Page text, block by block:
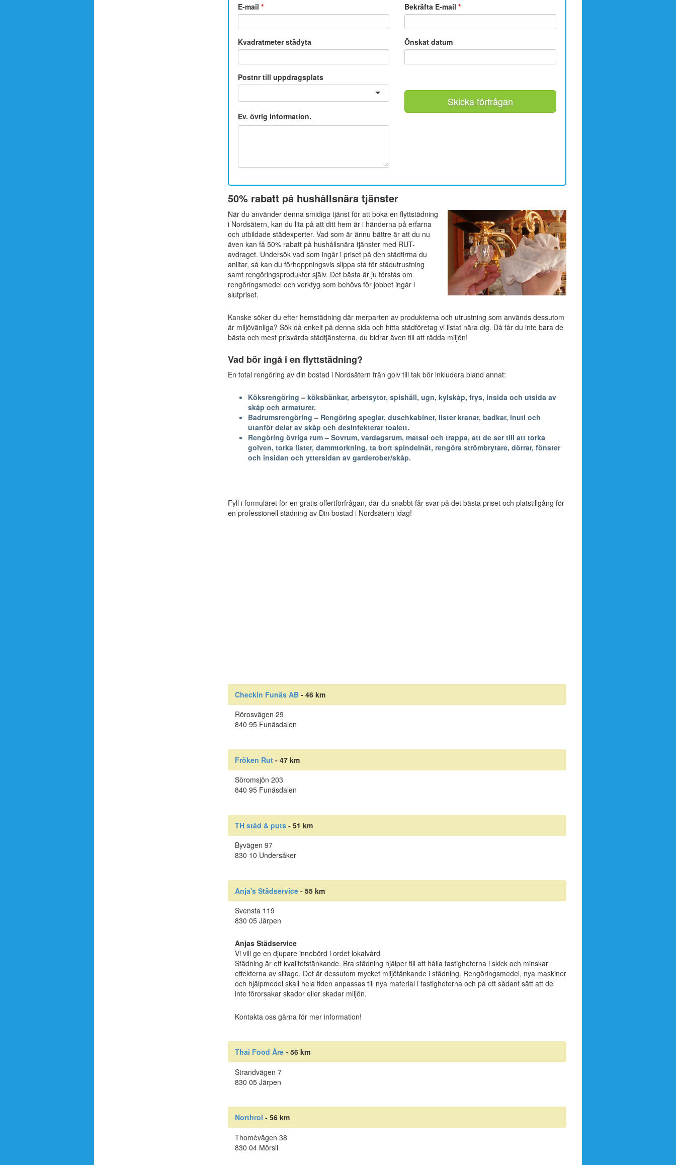
E-mail * Bekräfta E-mail*
Kvadratmeter städyta Önskat datum
Postnr till uppdragsplats
Ev. övrig information.
Skicka förfrågan
50% rabatt på hushållsnära tjänster
När du använder denna smidiga tjänst för att boka en flyttstädning
i Nordsätern, kan du lita på att ditt hem är i händerna på erfarna
och utbildade städexperter. Vad som är ännu bättre är att du nu
även kan få 50% rabatt på hushållsnära tjänster med RUT-
avdraget. Undersök vad som ingår i priset på den städfirma du
anlitar, så kan du förhoppningsvis slippa stå för städutrustning
samt rengöringsprodukter själv. Det bästa är ju förstås om
rengöringsmedel och verktyg som behövs för jobbet ingår i
slutpriset.
Kanske söker du efter hemstädning där merparten av produkterna och utrustning som används dessutom
är miljövänliga? Sök då enkelt på denna sida och hitta städföretag vi listat nära dig. Då får du inte bara de
bästa och mest prisvärda städtjänsterna, du bidrar även till att rädda miljön!
Vad bör ingå i en flyttstädning?
En total rengöring av din bostad i Nordsätern från golv till tak bör inkludera bland annat:
Köksrengöring – köksbänkar, arbetsytor, spishäll, ugn, kylskåp, frys, insida och utsida av
skåp och armaturer.
Badrumsrengöring – Rengöring speglar, duschkabiner, lister kranar, badkar, inuti och
utanför delar av skåp och desinfekterar toalett.
Rengöring övriga rum – Sovrum, vardagsrum, matsal och trappa, att de ser till att torka
golven, torka lister, dammtorkning, ta bort spindelnät, rengöra strömbrytare, dörrar, fönster
och insidan och yttersidan av garderober/skåp.
Fyll i formuläret för en gratis offertförfrågan, där du snabbt får svar på det bästa priset och platstillgång för
en professionell städning av Din bostad i Nordsätern idag!
Checkin Funäs AB- 46 km
Rörosvägen 29
840 95 Funäsdalen
Fröken Rut- 47 km
Söromsjön 203
840 95 Funäsdalen
TH städ & puts- 51 km
Byvägen 97
830 10 Undersåker
Anja's Städservice- 55 km
Svensta 119
830 05 Järpen
Anjas Städservice
Vi vill ge en djupare innebörd i ordet lokalvård
Städning är ett kvalitetstänkande. Bra städning hjälper till att hålla fastigheterna i skick och minskar
effekterna av slitage. Det är dessutom mycket miljötänkande i städning. Rengöringsmedel, nya maskiner
och hjälpmedel skall hela tiden anpassas till nya material i fastigheterna och på ett sådant sätt att de
inte förorsakar skador eller skadar miljön.
Kontakta oss gärna för mer information!
Thai Food Åre- 56 km
Strandvägen 7
830 05 Järpen
Northrol - 56 km
Thomévägen 38
830 04 Mörsil